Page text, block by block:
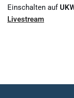
Einschalten auf
Livestream